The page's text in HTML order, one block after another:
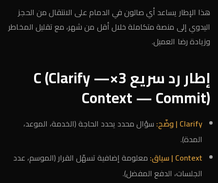
هذا الإطار يساعد أي صالون في الدمام على الانتقال من الحجز
اليدوي إلى منصة متكاملة خلال أقل من شهر، مع تقليل المخاطر
وزيادة رضا العميل.
إطار رد سريع 3×C (Clarify —
Context — Commit)
Clarify | وضّح:
سؤال محدد يحدد الحاجة (الخدمة، الموعد،
المدة).
Context | سياق:
معلومة إضافية تسهّل القرار (الموسم، عدد
الجلسات، الدفع المفضل).